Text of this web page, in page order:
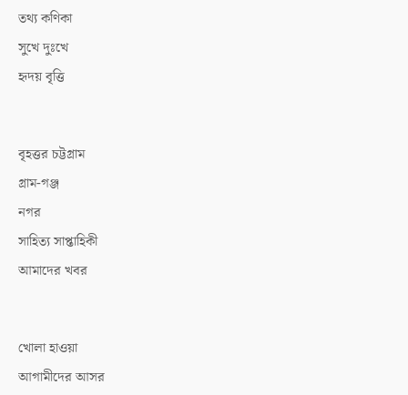
তথ্য কণিকা
সুখে দুঃখে
হৃদয় বৃত্তি
বৃহত্তর চট্টগ্রাম
গ্রাম-গঞ্জ
নগর
সাহিত্য সাপ্তাহিকী
আমাদের খবর
খোলা হাওয়া
আগামীদের আসর